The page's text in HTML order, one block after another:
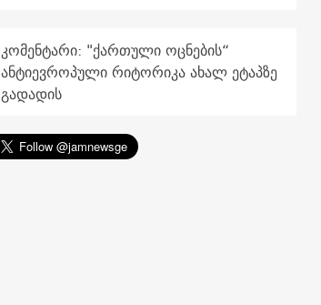
კომენტარი: "ქართული ოცნების“
ანტიევროპული რიტორიკა ახალ ეტაპზე
გადადის